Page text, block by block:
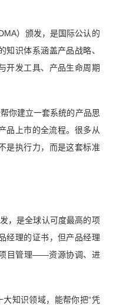
）颁发，是国际公认的
知识体系涵盖产品战略、
开发工具、产品生命周期
你建立一套系统的产品思
上市的全流程。很多从
是执行力，而是这套标准
，是全球认可度最高的项
经理的证书，但产品经理
目管理——资源协调、进
知识领域，能帮你把“凭